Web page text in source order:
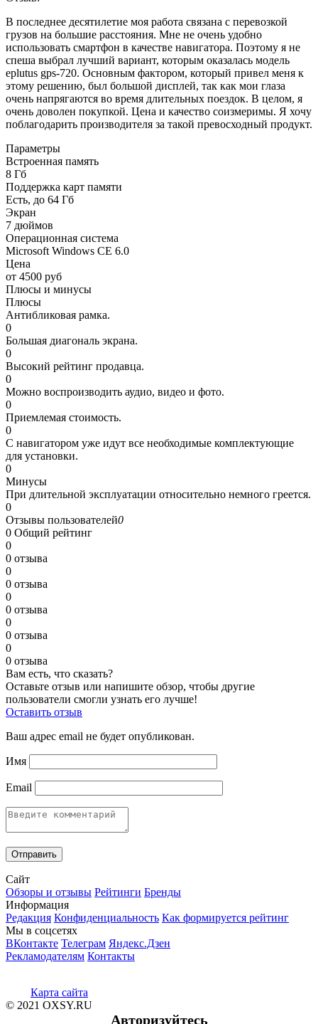
В последнее десятилетие моя работа связана с перевозкой
грузов на большие расстояния. Мне не очень удобно
использовать смартфон в качестве навигатора. Поэтому я не
спеша выбрал лучший вариант, которым оказалась модель
eplutus gps-720. Основным фактором, который привел меня к
этому решению, был большой дисплей, так как мои глаза
очень напрягаются во время длительных поездок. В целом, я
очень доволен покупкой. Цена и качество соизмеримы. Я хочу
поблагодарить производителя за такой превосходный продукт.
Параметры
Встроенная память
8 Гб
Поддержка карт памяти
Есть, до 64 Гб
Экран
7 дюймов
Операционная система
Microsoft Windows CE 6.0
Цена
от 4500 руб
Плюсы и минусы
Плюсы
Антибликовая рамка.
0
Большая диагональ экрана.
0
Высокий рейтинг продавца.
0
Можно воспроизводить аудио, видео и фото.
0
Приемлемая стоимость.
0
С навигатором уже идут все необходимые комплектующие
для установки.
0
Минусы
При длительной эксплуатации относительно немного греется.
0
Отзывы пользователей0
0 Общий рейтинг
0
0 отзыва
0
0 отзыва
0
0 отзыва
0
0 отзыва
0
0 отзыва
Вам есть, что сказать?
Оставьте отзыв или напишите обзор, чтобы другие
пользователи смогли узнать его лучше!
Оставить отзыв
Ваш адрес email не будет опубликован.
Имя
Email
Сайт
Обзоры и отзывы Рейтинги Бренды
Информация
Редакция Конфиденциальность Как формируется рейтинг
Мы в соцсетях
ВКонтакте Телеграм Яндекс.Дзен
Рекламодателям Контакты
Карта сайта
© 2021 OXSY.RU
Авторизуйтесь